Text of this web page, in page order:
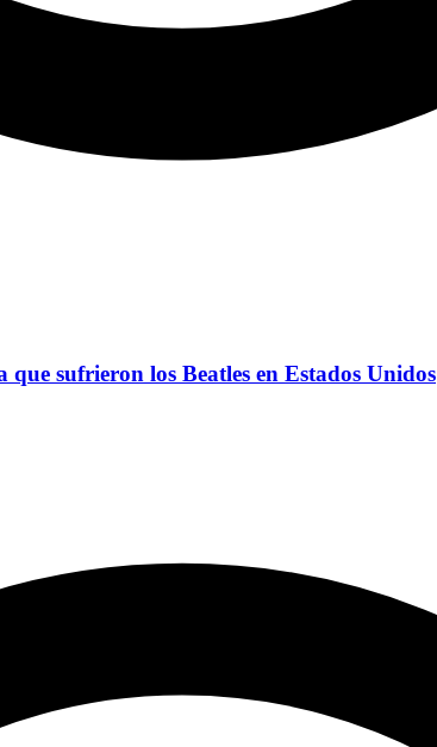
sufrieron los Beatles en Estados Unidos